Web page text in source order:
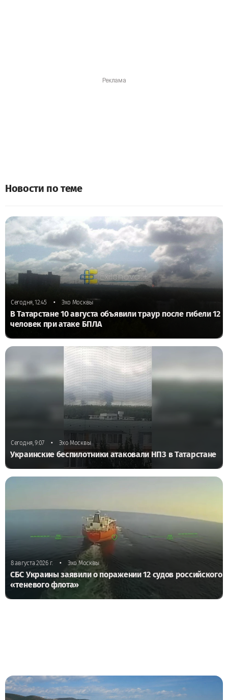
Новости по теме
Сегодня, 12:45 • Эхо Москвы
В Татарстане 10 августа объявили траур после гибели 12
человек при атаке БПЛА
Сегодня, 9:07 • Эхо Москвы
Украинские беспилотники атаковали НПЗ в Татарстане
8 августа 2026 г. • Эхо Москвы
СБС Украины заявили о поражении 12 судов российского
«теневого флота»